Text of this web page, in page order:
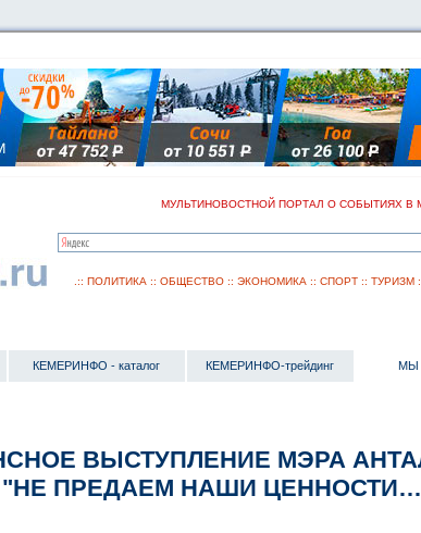
МУЛЬТИНОВОСТНОЙ ПОРТАЛ О СОБЫТИЯХ В
.:: ПОЛИТИКА :: ОБЩЕСТВО :: ЭКОНОМИКА :: СПОРТ :: ТУРИЗМ
КЕМЕРИНФО - каталог КЕМЕРИНФО-трейдинг МЫ
ВЫСТУПЛЕНИЕ МЭРА
"НЕ ПРЕДАЕМ НАШИ